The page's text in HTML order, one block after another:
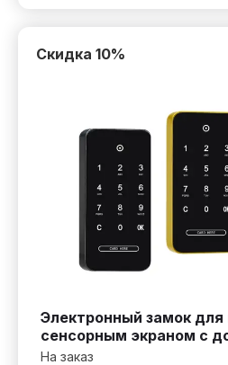
Электронный замок
сенсорным экраном с
паролю и карте
Скидка 10%
На заказ